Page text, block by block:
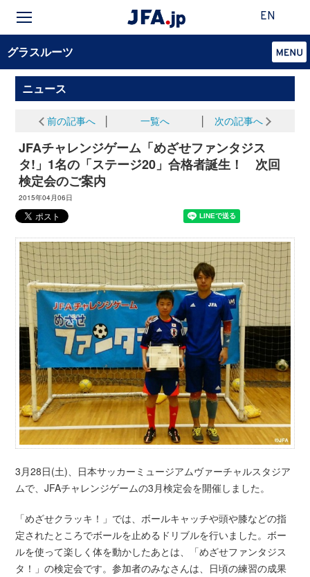
EN
グラスルーツ
ニュース
前の記事へ 一覧へ 次の記事へ
JFAチャレンジゲーム「めざせファンタジス
タ!」1名の「ステージ20」合格者誕生！ 次回
検定会のご案内
2015年04月06日
3月28日(土)、日本サッカーミュージアムヴァーチャルスタジア
ムで、JFAチャレンジゲームの3月検定会を開催しました。
「めざせクラッキ！」では、ボールキャッチや頭や膝などの指
定されたところでボールを止めるドリブルを行いました。ボー
ルを使って楽しく体を動かしたあとは、「めざせファンタジス
タ！」の検定会です。参加者のみなさんは、日頃の練習の成果